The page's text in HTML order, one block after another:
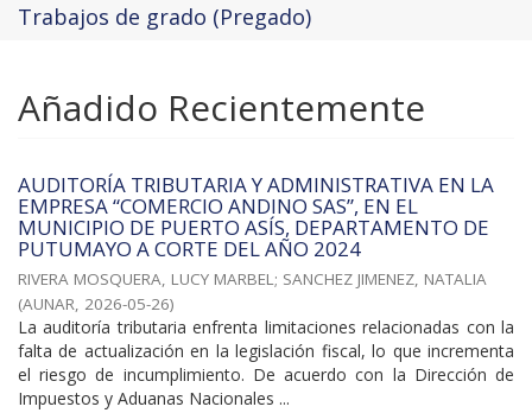
Trabajos de grado (Pregado)
Añadido Recientemente
AUDITORÍA TRIBUTARIA Y ADMINISTRATIVA EN LA
EMPRESA “COMERCIO ANDINO SAS”, EN EL
MUNICIPIO DE PUERTO ASÍS, DEPARTAMENTO DE
PUTUMAYO A CORTE DEL AÑO 2024
RIVERA MOSQUERA, LUCY MARBEL; SANCHEZ JIMENEZ, NATALIA
(AUNAR, 2026-05-26)
La auditoría tributaria enfrenta limitaciones relacionadas con la
falta de actualización en la legislación fiscal, lo que incrementa
el riesgo de incumplimiento. De acuerdo con la Dirección de
Impuestos y Aduanas Nacionales ...